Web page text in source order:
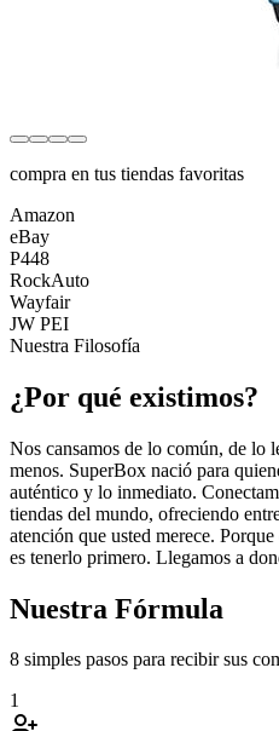
compra en tus tiendas favoritas
Amazon
eBay
P448
RockAuto
Wayfair
JW PEI
Nuestra Filosofía
¿Por qué existimos?
Nos cansamos de lo común, de lo
menos. SuperBox nació para
auténtico y lo inmediato.
tiendas del mundo, ofreciendo
atención que usted merece.
es tenerlo primero. Llegamos a
Nuestra Fórmula
8 simples pasos para recibir sus
1